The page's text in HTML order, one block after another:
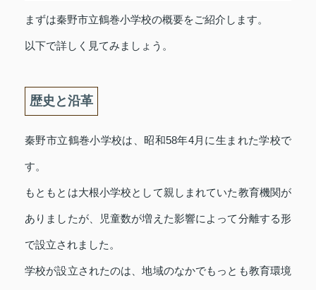
まずは秦野市立鶴巻小学校の概要をご紹介します。
以下で詳しく見てみましょう。
歴史と沿革
秦野市立鶴巻小学校は、昭和58年4月に生まれた学校で
す。
もともとは大根小学校として親しまれていた教育機関が
ありましたが、児童数が増えた影響によって分離する形
で設立されました。
学校が設立されたのは、地域のなかでもっとも教育環境